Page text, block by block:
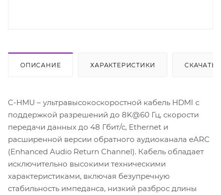
ОПИСАНИЕ ХАРАКТЕРИСТИКИ СКАЧАТЬ
C-HMU – ультравысокоскоростной кабель HDMI с
поддержкой разрешений до 8K@60 Гц, скорости
передачи данных до 48 Гбит/с, Ethernet и
расширенной версии обратного аудиоканала eARC
(Enhanced Audio Return Channel). Кабель обладает
исключительно высокими техническими
характеристиками, включая безупречную
стабильность импеданса, низкий разброс длины